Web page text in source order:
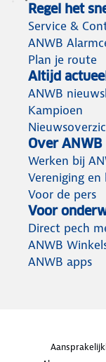
Regel het
Service &
ANWB
Plan je route
Altijd
ANWB
Kampioen
Over ANWB
Werken bij
Vereniging
Voor de pers
Voor
Direct pech
ANWB
ANWB apps